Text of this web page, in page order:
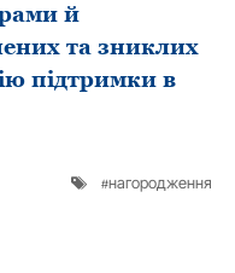
й
та зниклих
підтримки в
нагородження